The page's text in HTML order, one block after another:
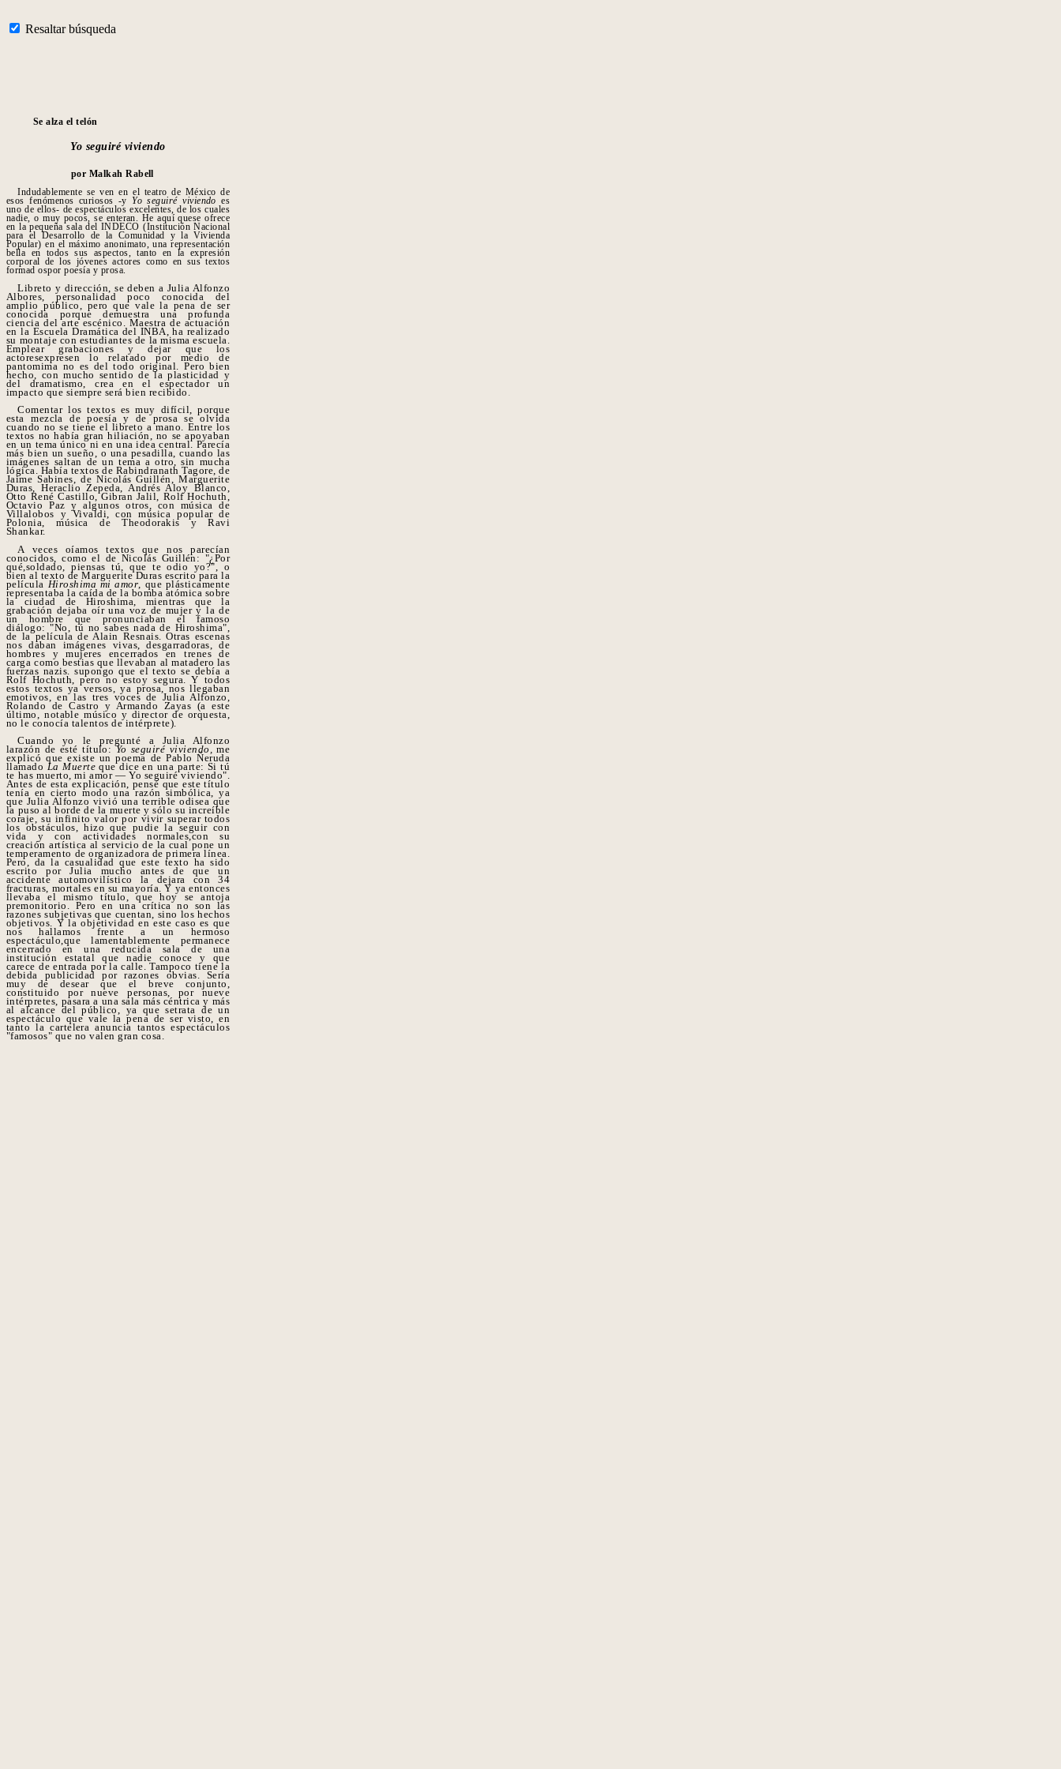
Resaltar búsqueda
Se alza el telón
Yo seguiré viviendo
por Malkah Rabell
Indudablemente se ven en el teatro de México de
esos fenómenos curiosos -yYo seguiré viviendo es
uno de ellos- de espectáculos excelentes, de los cuales
nadie, o muy pocos, se enteran. He aquí quese ofrece
en la pequeña sala del INDECO (Institución Nacional
para el Desarrollo de la Comunidad y la Vivienda
Popular) en el máximo anonimato, una representación
bella en todos sus aspectos, tanto en la expresión
corporal de los jóvenes actores como en sus textos
formad ospor poesía y prosa.
Libreto y dirección, se deben a Julia Alfonzo
Albores, personalidad poco conocida del
amplio público, pero que vale la pena de ser
conocida porque demuestra una profunda
ciencia del arte escénico. Maestra de actuación
en la Escuela Dramática del INBA, ha realizado
su montaje con estudiantes de la misma escuela.
Emplear grabaciones y dejar que los
actoresexpresen lo relatado por medio de
pantomima no es del todo original. Pero bien
hecho, con mucho sentido de la plasticidad y
del dramatismo, crea en el espectador un
impacto que siempre será bien recibido.
Comentar los textos es muy difícil, porque
esta mezcla de poesía y de prosa se olvida
cuando no se tiene el libreto a mano. Entre los
textos no había gran hiliación, no se apoyaban
en un tema único ni en una idea central. Parecía
más bien un sueño, o una pesadilla, cuando las
imágenes saltan de un tema a otro, sin mucha
lógica. Había textos de Rabindranath Tagore, de
Jaime Sabines, de Nicolás Guillén, Marguerite
Duras, Heraclio Zepeda, Andrés Aloy Blanco,
Otto René Castillo, Gibran Jalil, Rolf Hochuth,
Octavio Paz y algunos otros, con música de
Villalobos y Vivaldi, con música popular de
Polonia, música de Theodorakis y Ravi
Shankar.
A veces oíamos textos que nos parecían
conocidos, como el de Nicolás Guillén: "¿Por
qué,soldado, piensas tú, que te odio yo?", o
bien al texto de Marguerite Duras escrito para la
película Hiroshima mi amor, que plásticamente
representaba la caída de la bomba atómica sobre
la ciudad de Hiroshima, mientras que la
grabación dejaba oír una voz de mujer y la de
un hombre que pronunciaban el famoso
diálogo: "No, tú no sabes nada de Hiroshima",
de la película de Alain Resnais. Otras escenas
nos daban imágenes vivas, desgarradoras, de
hombres y mujeres encerrados en trenes de
carga como bestias que llevaban al matadero las
fuerzas nazis. supongo que el texto se debía a
Rolf Hochuth, pero no estoy segura. Y todos
estos textos ya versos, ya prosa, nos llegaban
emotivos, en las tres voces de Julia Alfonzo,
Rolando de Castro y Armando Zayas (a este
último, notable músico y director de orquesta,
no le conocía talentos de intérprete).
Cuando yo le pregunté a Julia Alfonzo
larazón de esté título:Yo seguiré viviendo, me
explicó que existe un poema de Pablo Ñeruda
llamado La Muerte que dice en una parte: Si tú
te has muerto, mi amor — Yo seguiré viviendo".
Antes de esta explicación, pensé que este título
tenía en cierto modo una razón simbólica, ya
que Julia Alfonzo vivió una terrible odisea que
la puso al borde de la muerte y sólo su increíble
coraje, su infinito valor por vivir superar todos
los obstáculos, hizo que pudie la seguir con
vida y con actividades normales,con su
creación artística al servicio de la cual pone un
temperamento de organizadora de primera línea.
Pero, da la casualidad que este texto ha sido
escrito por Julia mucho antes de que un
accidente automovilístico la dejara con 34
fracturas, mortales en su mayoría. Y ya entonces
llevaba el mismo título, que hoy se antoja
premonitorio. Pero en una crítica no son las
razones subjetivas que cuentan, sino los hechos
objetivos. Y la objetividad en este caso es que
nos hallamos frente a un hermoso
espectáculo,que lamentablemente permanece
encerrado en una reducida sala de una
institución estatal que nadie conoce y que
carece de entrada por la calle. Tampoco tiene la
debida publicidad por razones obvias. Sería
muy de desear que el breve conjunto,
constituido por nueve personas, por nueve
intérpretes, pasara a una sala más céntrica y más
al alcance del público, ya que setrata de un
espectáculo que vale la pena de ser visto, en
tanto la cartelera anuncia tantos espectáculos
"famosos" que no valen gran cosa.